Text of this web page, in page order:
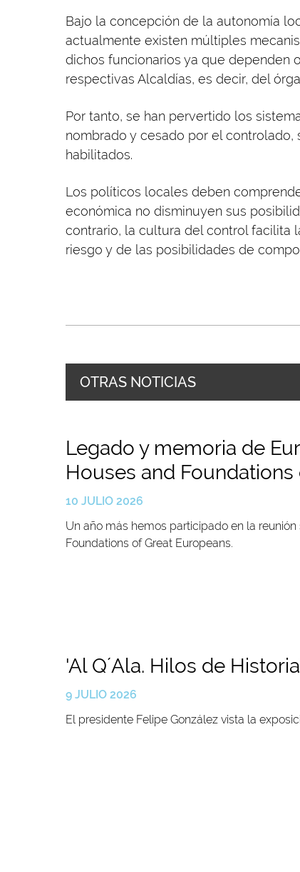
Bajo la concepción de la autonomía
actualmente existen múltiples
dichos funcionarios ya que dependen
respectivas Alcaldías, es decir, del
Por tanto, se han pervertido los
nombrado y cesado por el
habilitados.
Los políticos locales deben
económica no disminuyen sus
contrario, la cultura del control facilita
riesgo y de las posibilidades de
OTRAS NOTICIAS
Legado y memoria de
Houses and Foundations
10 JULIO 2026
Un año más hemos participado en la
Foundations of Great Europeans.
'Al Q´Ala. Hilos de
9 JULIO 2026
El presidente Felipe González vista la